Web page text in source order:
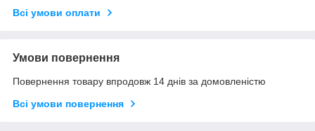
Всі умови оплати
Умови повернення
Повернення товару впродовж 14 днів за домовленістю
Всі умови повернення